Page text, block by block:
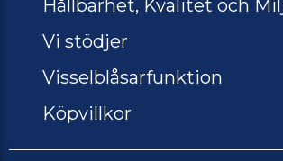
Hållbarhet, Kvalitet och
Vi stödjer
Visselblåsarfunktion
Köpvillkor